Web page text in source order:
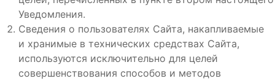
Уведомления.
Сведения о пользователях Сайта, накапливаемые
и хранимые в технических средствах Сайта,
используются исключительно для целей
совершенствования способов и методов